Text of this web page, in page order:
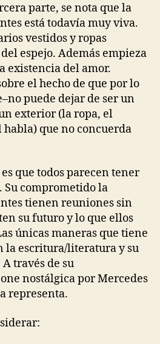
parte, se nota que la
está todavía muy viva.
vestidos y ropas
espejo. Además empieza
existencia del amor.
el hecho de que por lo
puede dejar de ser un
exterior (la ropa, el
que no concuerda
que todos parecen tener
Su comprometido la
tienen reuniones sin
su futuro y lo que ellos
únicas maneras que tiene
la escritura/literatura y su
través de su
nostálgica por Mercedes
representa.